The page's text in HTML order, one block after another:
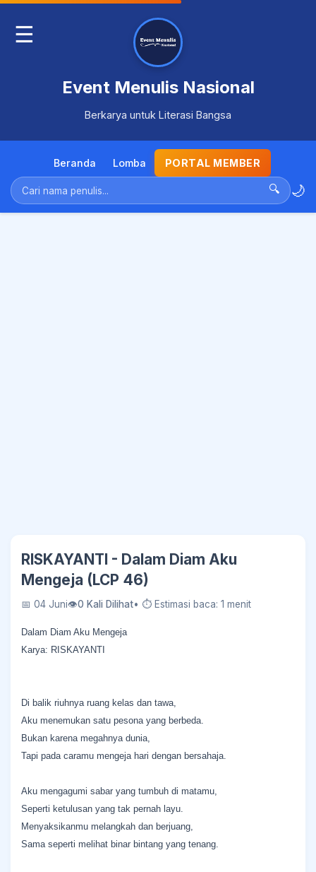
☰
Event Menulis Nasional
Berkarya untuk Literasi Bangsa
Beranda Lomba PORTAL MEMBER
🔍 🌙
RISKAYANTI - Dalam Diam Aku
Mengeja (LCP 46)
📅 04 Juni👁0 Kali Dilihat• ⏱ Estimasi baca: 1 menit
Dalam Diam Aku Mengeja
Karya: RISKAYANTI
Di balik riuhnya ruang kelas dan tawa,
Aku menemukan satu pesona yang berbeda.
Bukan karena megahnya dunia,
Tapi pada caramu mengeja hari dengan bersahaja.
Aku mengagumi sabar yang tumbuh di matamu,
Seperti ketulusan yang tak pernah layu.
Menyaksikanmu melangkah dan berjuang,
Sama seperti melihat binar bintang yang tenang.